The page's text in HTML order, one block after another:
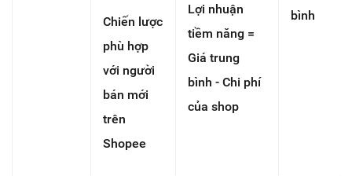
Chiến lược
phù hợp
với người
bán mới
trên
Shopee
Lợi nhuận
tiềm năng =
Giá trung
bình - Chi phí
của shop
bình